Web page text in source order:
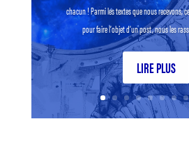
chacun ! Parmi les textes que nous recevons,
pour faire l’objet d’un post, nous les
LIRE PLUS